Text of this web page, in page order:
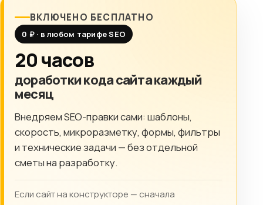
ВКЛЮЧЕНО БЕСПЛАТНО
0 ₽ · в любом тарифе SEO
20 часов
доработки кода сайта каждый
месяц
Внедряем SEO-правки сами: шаблоны,
скорость, микроразметку, формы, фильтры
и технические задачи — без отдельной
сметы на разработку.
Если сайт на конструкторе — сначала